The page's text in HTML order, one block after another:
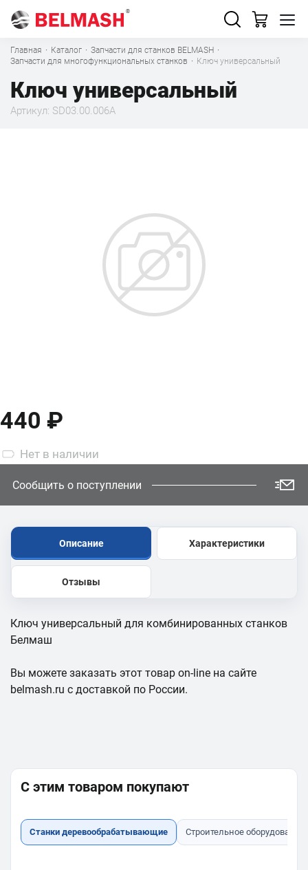
Главная · Каталог · Запчасти для станков BELMASH ·
Запчасти для многофункциональных станков · Ключ универсальный
Ключ универсальный
Артикул: SD03.00.006A
440 ₽
Нет в наличии
Сообщить о поступлении
Описание Характеристики
Отзывы
Ключ универсальный для комбинированных станков
Белмаш
Вы можете заказать этот товар on-line на сайте
belmash.ru с доставкой по России.
С этим товаром покупают
Станки деревообрабатывающие Строительное оборудование